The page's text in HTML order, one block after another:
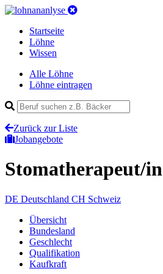
Startseite
Löhne
Wissen
Alle Löhne
Löhne eintragen
Zurück zur Liste
Jobangebote
Stomatherapeut/in
DE Deutschland CH Schweiz
Übersicht
Bundesland
Geschlecht
Qualifikation
Kaufkraft